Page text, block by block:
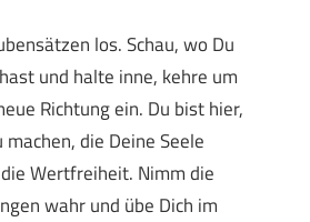
los. Schau, wo Du
und halte inne, kehre um
Richtung ein. Du bist hier,
die Deine Seele
Wertfreiheit. Nimm die
wahr und übe Dich im